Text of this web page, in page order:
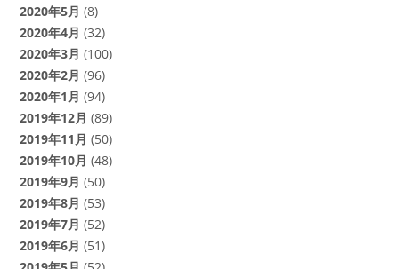
2020年5月 (8)
2020年4月 (32)
2020年3月 (100)
2020年2月 (96)
2020年1月 (94)
2019年12月 (89)
2019年11月 (50)
2019年10月 (48)
2019年9月 (50)
2019年8月 (53)
2019年7月 (52)
2019年6月 (51)